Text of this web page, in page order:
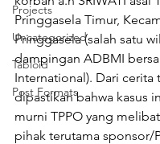
Projects
Uncategorized
Tabloid
Post Formats
Pringgasela Timur,
Pringgasela (salah satu
dampingan ADBMI
International). Dari cerita
dipastikan bahwa kasus
murni TPPO yang
pihak terutama sponsor/